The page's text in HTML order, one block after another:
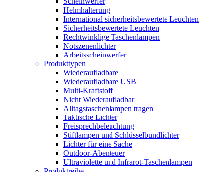
Helmhalterung
International sicherheitsbewertete Leuchten
Sicherheitsbewertete Leuchten
Rechtwinklige Taschenlampen
Notszenenlichter
Arbeitsscheinwerfer
Produkttypen
Wiederaufladbare
Wiederaufladbare USB
Multi-Kraftstoff
Nicht Wiederaufladbar
Alltagstaschenlampen tragen
Taktische Lichter
Freisprechbeleuchtung
Stiftlampen und Schlüsselbundlichter
Lichter für eine Sache
Outdoor-Abenteuer
Ultraviolette und Infrarot-Taschenlampen